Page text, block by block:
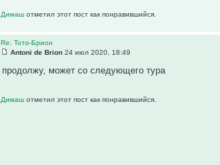
Димашотметил этот пост как понравившийся.
Re: Тото-Брион
Antoni de Brion 24 июл 2020, 18:49
продолжу, может со следующего тура
Димашотметил этот пост как понравившийся.